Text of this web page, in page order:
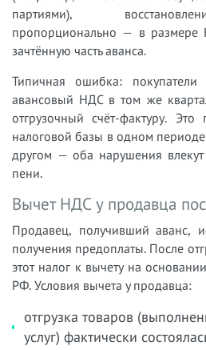
партиями),
пропорционально — в размере
зачтённую часть аванса.
Типичная ошибка: покупатели
авансовый НДС в том же
отгрузочный счёт-фактуру.
налоговой базы в одном
другом — оба нарушения
пени.
Вычет НДС у продавца
Продавец, получивший аванс,
получения предоплаты. После
этот налог к вычету на
РФ. Условия вычета у продавца:
отгрузка товаров
услуг) фактически